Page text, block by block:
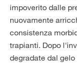
impoverito dalle
nuovamente
consistenza
trapianti. Dopo
degradate dal